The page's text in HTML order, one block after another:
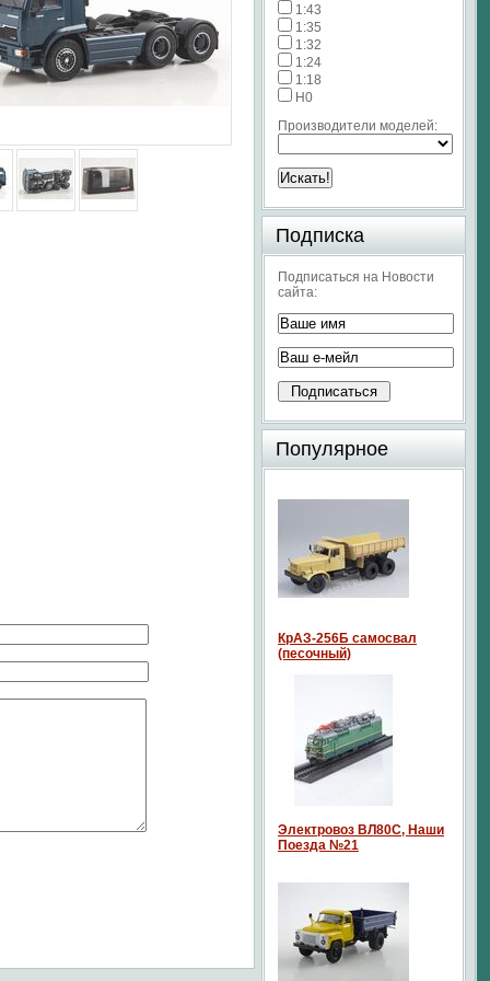
1:43
1:35
1:32
1:24
1:18
H0
Производители моделей:
Подписка
Подписаться на Новости
сайта:
Популярное
КрАЗ-256Б самосвал
(песочный)
Электровоз ВЛ80С, Наши
Поезда №21